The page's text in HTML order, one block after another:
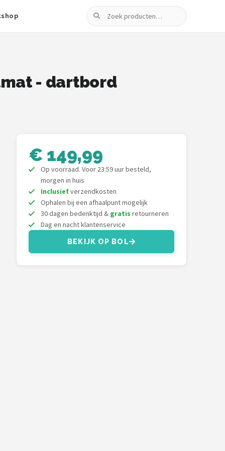
Zoeken
- dartbord
€ 149,99
Op voorraad. Voor 23:59 uur besteld,
morgen in huis
Inclusiefverzendkosten
Ophalen bij een afhaalpunt mogelijk
30 dagen bedenktijd & gratis retourneren
Dag en nacht klantenservice
BEKIJK OP BOL